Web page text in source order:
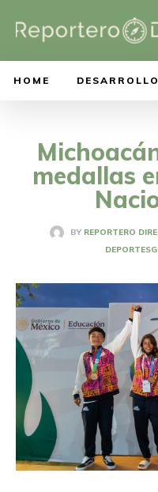
HOME DESARROLLO
medallas
BY REPORTERO
DEPORTES